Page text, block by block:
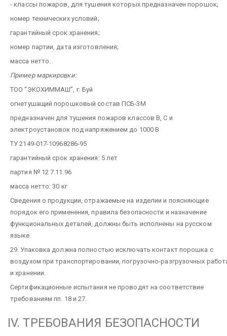
- классы пожаров, для тушения которых предназначен порошок;
номер технических условий;
гарантийный срок хранения;
номер партии, дата изготовления;
масса нетто.
Пример маркировки:
ТОО “ЭКОХИММАШ”, г. Буй
огнетушащий порошковый состав ПСБ-3М
предназначен для тушения пожаров классов В, С и
электроустановок под напряжением до 1000 В
ТУ 2149-017-10968286-95
гарантийный срок хранения: 5 лет
партия № 12 7.11.96
масса нетто: 30 кг
Сведения о продукции, отражаемые на изделии и поясняющие
порядок его применения, правила безопасности и назначение
функциональных деталей, должны быть исполнены на русском
языке.
29. Упаковка должна полностью исключать контакт порошка с
воздухом при транспортировании, погрузочно-разгрузочных
и хранении.
Сертификационные испытания не проводят на соответствие
требованиям пп. 18 и 27.
IV. ТРЕБОВАНИЯ БЕЗОПАСНОСТИ